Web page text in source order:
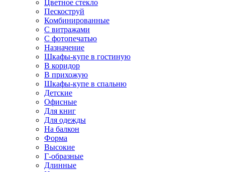
Цветное стекло
Пескоструй
Комбинированные
С витражами
С фотопечатью
Назначение
Шкафы-купе в гостиную
В коридор
В прихожую
Шкафы-купе в спальню
Детские
Офисные
Для книг
Для одежды
На балкон
Форма
Высокие
Г-образные
Длинные